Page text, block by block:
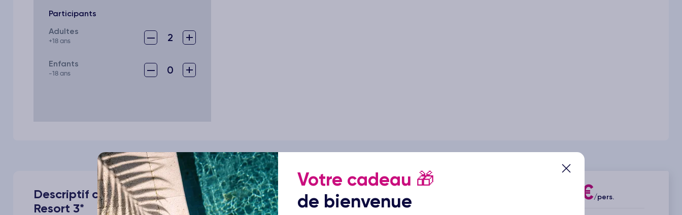
Participants
Adultes
+18 ans – 2 +
Enfants
-18 ans – 0 +
Descriptif complet de votre voyage Hôtel MLL Palma Bay Club
Resort 3*
262€/pers.
Votre cadeau 🎁
de bienvenue